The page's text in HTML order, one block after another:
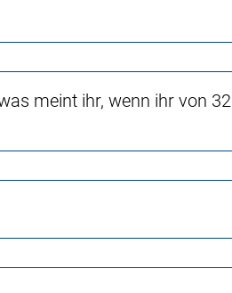
meint ihr, wenn ihr von 32